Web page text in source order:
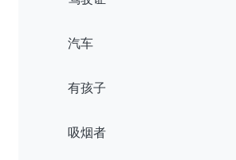
汽车
有孩子
吸烟者